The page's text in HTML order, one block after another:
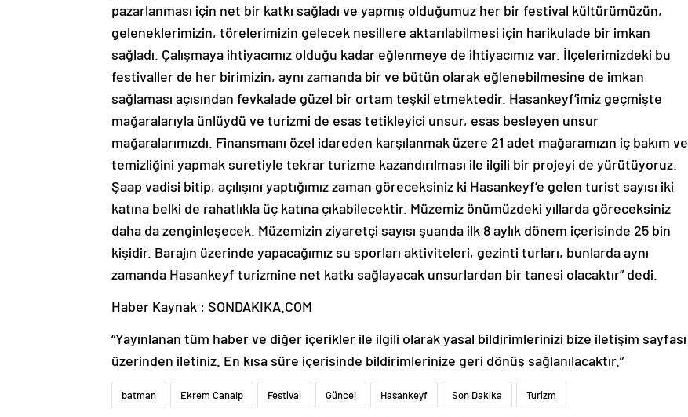
pazarlanması için net bir katkı sağladı ve yapmış olduğumuz her bir festival kültürümüzün,
geleneklerimizin, törelerimizin gelecek nesillere aktarılabilmesi için harikulade bir imkan
sağladı. Çalışmaya ihtiyacımız olduğu kadar eğlenmeye de ihtiyacımız var. İlçelerimizdeki bu
festivaller de her birimizin, aynı zamanda bir ve bütün olarak eğlenebilmesine de imkan
sağlaması açısından fevkalade güzel bir ortam teşkil etmektedir. Hasankeyf’imiz geçmişte
mağaralarıyla ünlüydü ve turizmi de esas tetikleyici unsur, esas besleyen unsur
mağaralarımızdı. Finansmanı özel idareden karşılanmak üzere 21 adet mağaramızın iç bakım ve
temizliğini yapmak suretiyle tekrar turizme kazandırılması ile ilgili bir projeyi de yürütüyoruz.
Şaap vadisi bitip, açılışını yaptığımız zaman göreceksiniz ki Hasankeyf’e gelen turist sayısı iki
katına belki de rahatlıkla üç katına çıkabilecektir. Müzemiz önümüzdeki yıllarda göreceksiniz
daha da zenginleşecek. Müzemizin ziyaretçi sayısı şuanda ilk 8 aylık dönem içerisinde 25 bin
kişidir. Barajın üzerinde yapacağımız su sporları aktiviteleri, gezinti turları, bunlarda aynı
zamanda Hasankeyf turizmine net katkı sağlayacak unsurlardan bir tanesi olacaktır” dedi.
Haber Kaynak : SONDAKIKA.COM
“Yayınlanan tüm haber ve diğer içerikler ile ilgili olarak yasal bildirimlerinizi bize iletişim sayfası
üzerinden iletiniz. En kısa süre içerisinde bildirimlerinize geri dönüş sağlanılacaktır.”
batman Ekrem Canalp Festival Güncel Hasankeyf Son Dakika Turizm